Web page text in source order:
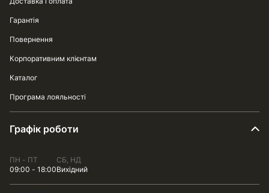
Гарантія
Повернення
Корпоративним клієнтам
Каталог
Програма лояльності
Графік роботи
ПН - ПТ
09:00 - 18:00
СБ, НД
Вихідний